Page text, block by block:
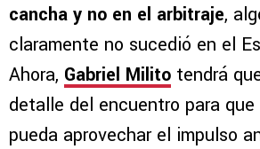
cancha y no en el arbitraje,
claramente no sucedió en el
Ahora, Gabriel Milito tendrá
detalle del encuentro para que
pueda aprovechar el impulso